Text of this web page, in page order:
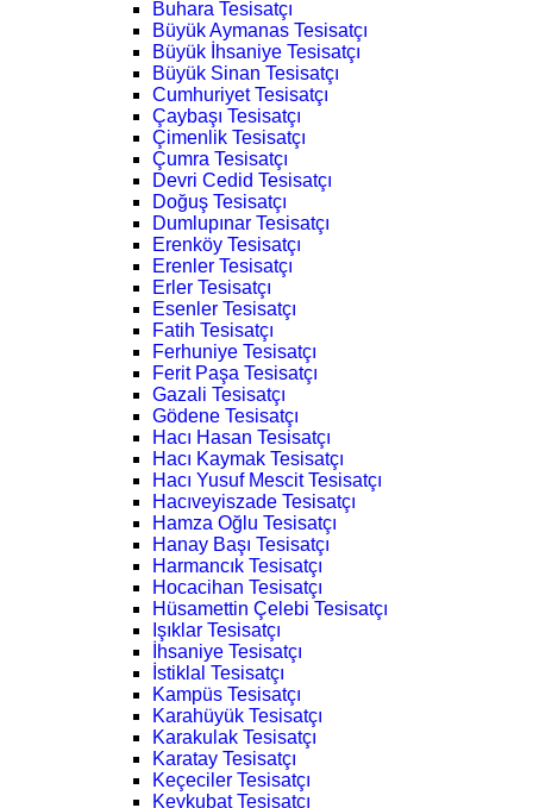
Buhara Tesisatçı
Büyük Aymanas Tesisatçı
Büyük İhsaniye Tesisatçı
Büyük Sinan Tesisatçı
Cumhuriyet Tesisatçı
Çaybaşı Tesisatçı
Çimenlik Tesisatçı
Çumra Tesisatçı
Devri Cedid Tesisatçı
Doğuş Tesisatçı
Dumlupınar Tesisatçı
Erenköy Tesisatçı
Erenler Tesisatçı
Erler Tesisatçı
Esenler Tesisatçı
Fatih Tesisatçı
Ferhuniye Tesisatçı
Ferit Paşa Tesisatçı
Gazali Tesisatçı
Gödene Tesisatçı
Hacı Hasan Tesisatçı
Hacı Kaymak Tesisatçı
Hacı Yusuf Mescit Tesisatçı
Hacıveyiszade Tesisatçı
Hamza Oğlu Tesisatçı
Hanay Başı Tesisatçı
Harmancık Tesisatçı
Hocacihan Tesisatçı
Hüsamettin Çelebi Tesisatçı
Işıklar Tesisatçı
İhsaniye Tesisatçı
İstiklal Tesisatçı
Kampüs Tesisatçı
Karahüyük Tesisatçı
Karakulak Tesisatçı
Karatay Tesisatçı
Keçeciler Tesisatçı
Keykubat Tesisatçı